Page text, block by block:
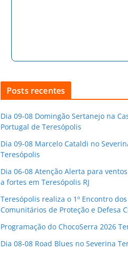
Posts recentes
Dia 09-08 Domingão Sertanejo na
Portugal de Teresópolis
Dia 09-08 Marcelo Cataldi no
Teresópolis
Dia 06-08 Atenção Alerta para
a fortes em Teresópolis RJ
Teresópolis realiza o 1º Encontro
Comunitários de Proteção e Defesa
Programação do ChocoSerra 2026
Dia 08-08 Road Blues no Severina